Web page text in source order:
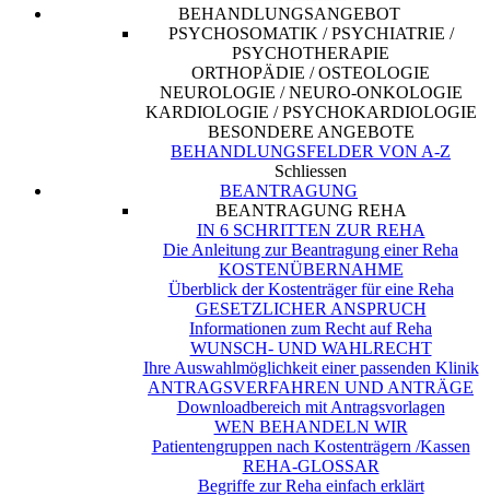
BEHANDLUNGSANGEBOT
PSYCHOSOMATIK / PSYCHIATRIE /
PSYCHOTHERAPIE
ORTHOPÄDIE / OSTEOLOGIE
NEUROLOGIE / NEURO-ONKOLOGIE
KARDIOLOGIE / PSYCHOKARDIOLOGIE
BESONDERE ANGEBOTE
BEHANDLUNGSFELDER VON A-Z
Schliessen
BEANTRAGUNG
BEANTRAGUNG REHA
IN 6 SCHRITTEN ZUR REHA
Die Anleitung zur Beantragung einer Reha
KOSTENÜBERNAHME
Überblick der Kostenträger für eine Reha
GESETZLICHER ANSPRUCH
Informationen zum Recht auf Reha
WUNSCH- UND WAHLRECHT
Ihre Auswahlmöglichkeit einer passenden Klinik
ANTRAGSVERFAHREN UND ANTRÄGE
Downloadbereich mit Antragsvorlagen
WEN BEHANDELN WIR
Patientengruppen nach Kostenträgern /Kassen
REHA-GLOSSAR
Begriffe zur Reha einfach erklärt